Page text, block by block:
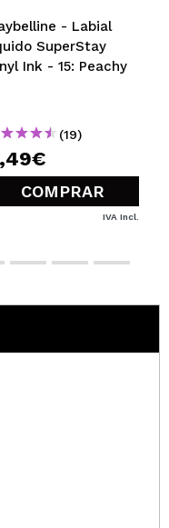
- Labial
SuperStay
Ink - 15: Peachy
(19)
COMPRAR
IVA Incl.